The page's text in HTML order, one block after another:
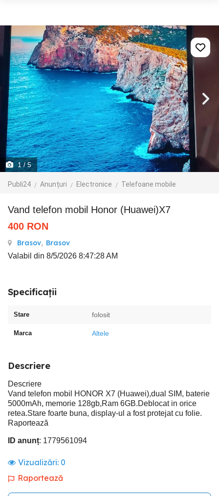
1/ 5
Publi24 Anunțuri Electronice Telefoane mobile
Vand telefon mobil Honor (Huawei)X7
400 RON
Brasov, Brasov
Valabil din 8/5/2026 8:47:28 AM
Specificații
Stare folosit
Marca Altele
Descriere
Descriere
Vand telefon mobil HONOR X7 (Huawei),dual SIM, baterie
5000mAh, memorie 128gb,Ram 6GB.Deblocat in orice
retea.Stare foarte buna, display-ul a fost protejat cu folie.
Raportează
ID anunț: 1779561094
Vizualizări: 0
Raportează